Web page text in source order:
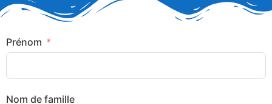
Prénom
Nom de famille